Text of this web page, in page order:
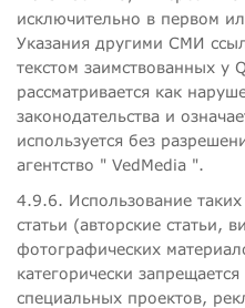
исключительно в первом
Указания другими СМИ
текстом заимствованных у
рассматривается как
законодательства и
используется без
агентство " VedMedia ".
4.9.6. Использование
статьи (авторские статьи,
фотографических
категорически
специальных проектов,